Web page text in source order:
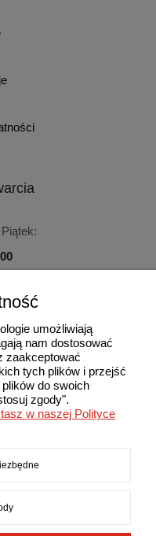
wykorzystywanie plików
Polityce prywatności.
prawa zastrzeżone.
umożliwiają
nam dostosować
zaakceptować
tych plików i przejść
do swoich
zgody".
w naszej Polityce